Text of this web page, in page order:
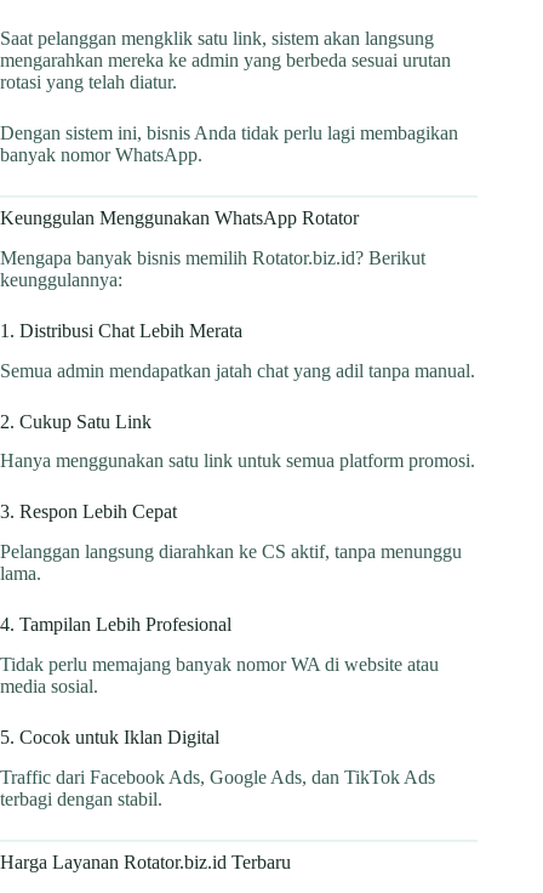
Saat pelanggan mengklik satu link, sistem akan langsung
mengarahkan mereka ke admin yang berbeda sesuai urutan
rotasi yang telah diatur.
Dengan sistem ini, bisnis Anda tidak perlu lagi membagikan
banyak nomor WhatsApp.
Keunggulan Menggunakan WhatsApp Rotator
Mengapa banyak bisnis memilih Rotator.biz.id? Berikut
keunggulannya:
1. Distribusi Chat Lebih Merata
Semua admin mendapatkan jatah chat yang adil tanpa manual.
2. Cukup Satu Link
Hanya menggunakan satu link untuk semua platform promosi.
3. Respon Lebih Cepat
Pelanggan langsung diarahkan ke CS aktif, tanpa menunggu
lama.
4. Tampilan Lebih Profesional
Tidak perlu memajang banyak nomor WA di website atau
media sosial.
5. Cocok untuk Iklan Digital
Traffic dari Facebook Ads, Google Ads, dan TikTok Ads
terbagi dengan stabil.
Harga Layanan Rotator.biz.id Terbaru